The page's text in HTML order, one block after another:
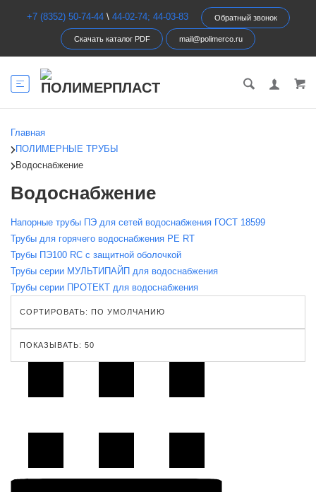
+7 (8352) 50-74-44\ 44-02-74; 44-03-83 Обратный звонок
Скачать каталог PDF mail@polimerco.ru
Главная
ПОЛИМЕРНЫЕ ТРУБЫ
Водоснабжение
Водоснабжение
Напорные трубы ПЭ для сетей водоснабжения ГОСТ 18599
Трубы для горячего водоснабжения PE RT
Трубы ПЭ100 RC c защитной оболочкой
Трубы серии МУЛЬТИПАЙП для водоснабжения
Трубы серии ПРОТЕКТ для водоснабжения